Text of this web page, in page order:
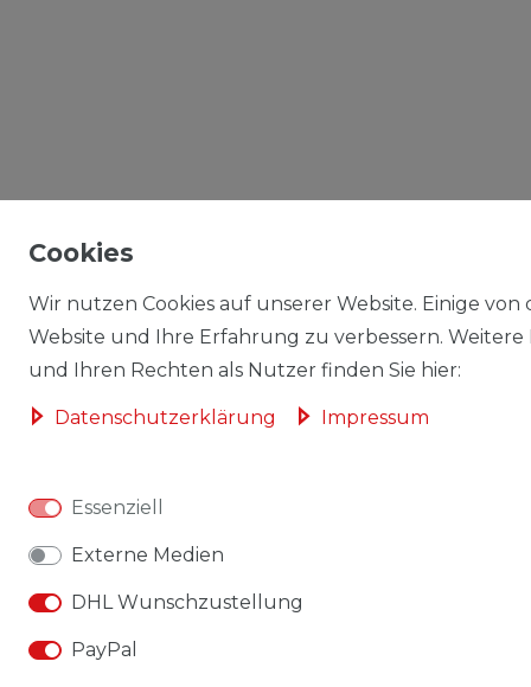
Cookies
Wir nutzen Cookies auf unserer Website. Einige
Website und Ihre Erfahrung zu verbessern.
und Ihren Rechten als Nutzer finden Sie hier:
Daten­schutz­erklärung Impressum
Essenziell
Externe Medien
DHL Wunschzustellung
PayPal